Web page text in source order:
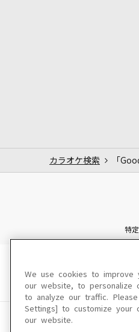
カラオケ検索 「
特
We use cookies to improve
our website, to personalize
to analyze our traffic.
Settings] to customize your
our website.